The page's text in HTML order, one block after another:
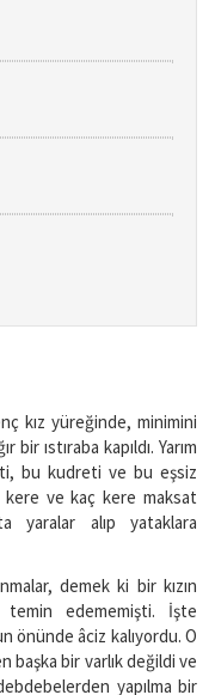
kız yüreğinde, minimini
bir ıstıraba kapıldı. Yarım
bu kudreti ve bu eşsiz
kere ve kaç kere maksat
yaralar alıp yataklara
demek ki bir kızın
edememişti. İşte
önünde âciz kalıyordu. O
başka bir varlık değildi ve
yapılma bir